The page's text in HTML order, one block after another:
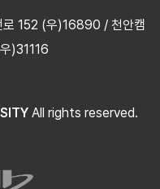
로 152 (우)16890 / 천안캠
)31116
All rights reserved.